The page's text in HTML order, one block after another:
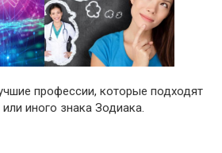
профессии, которые подходят
иного знака Зодиака.